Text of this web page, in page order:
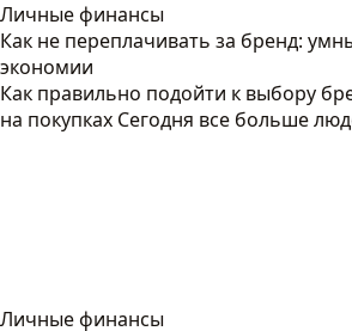
Личные финансы
Как не переплачивать за бренд:
экономии
Как правильно подойти к выбору
на покупках Сегодня все больше
Личные финансы